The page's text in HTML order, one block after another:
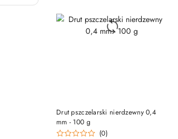
Drut pszczelarski nierdzewny 0,4
mm - 100 g
(0)
DO KOSZYKA